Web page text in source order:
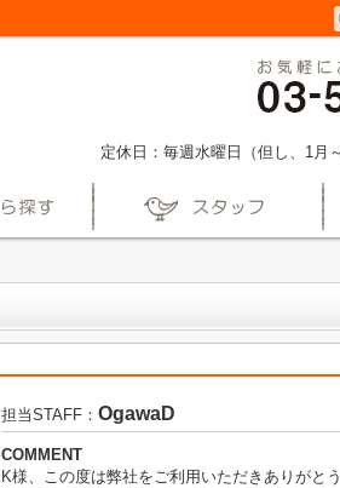
定休日：毎週水曜日（但し、1
担当STAFF： OgawaD
COMMENT
K様、この度は弊社をご利用いただきありがと